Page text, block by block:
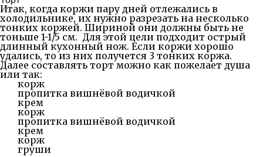
Итак, когда коржи пару дней отлежались в
холодильнике, их нужно разрезать на несколько
тонких коржей. Шириной они должны быть не
тоньше 1-1/5 см. Для этой цели подходит острый
длинный кухонный нож. Если коржи хорошо
удались, то из них получется 3 тонких коржа.
Далее составлять торт можно как пожелает душа
или так:
корж
пропитка вишнёвой водичкой
крем
корж
пропитка вишнёвой водичкой
крем
корж
груши